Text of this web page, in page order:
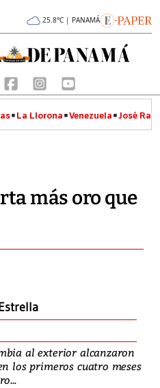
25.8°C | PANAMÁ
La Llorona Venezuela José
más oro que
al exterior alcanzaron
los primeros cuatro meses